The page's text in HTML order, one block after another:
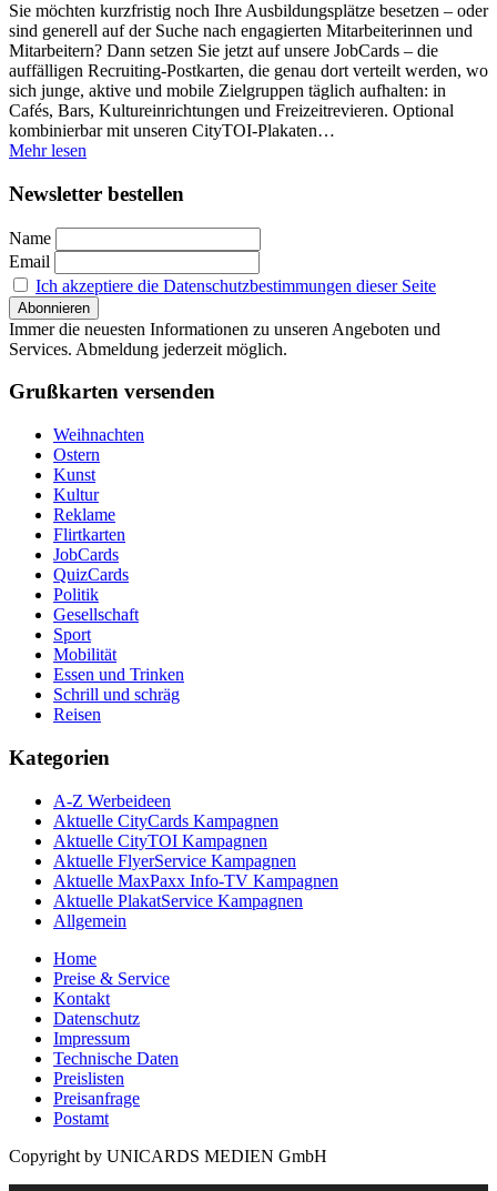
Sie möchten kurzfristig noch Ihre Ausbildungsplätze besetzen – oder
sind generell auf der Suche nach engagierten Mitarbeiterinnen und
Mitarbeitern? Dann setzen Sie jetzt auf unsere JobCards – die
auffälligen Recruiting-Postkarten, die genau dort verteilt werden, wo
sich junge, aktive und mobile Zielgruppen täglich aufhalten: in
Cafés, Bars, Kultureinrichtungen und Freizeitrevieren. Optional
kombinierbar mit unseren CityTOI-Plakaten…
Mehr lesen
Newsletter bestellen
Name
Email
Ich akzeptiere die Datenschutzbestimmungen dieser Seite
Immer die neuesten Informationen zu unseren Angeboten und
Services. Abmeldung jederzeit möglich.
Grußkarten versenden
Weihnachten
Ostern
Kunst
Kultur
Reklame
Flirtkarten
JobCards
QuizCards
Politik
Gesellschaft
Sport
Mobilität
Essen und Trinken
Schrill und schräg
Reisen
Kategorien
A-Z Werbeideen
Aktuelle CityCards Kampagnen
Aktuelle CityTOI Kampagnen
Aktuelle FlyerService Kampagnen
Aktuelle MaxPaxx Info-TV Kampagnen
Aktuelle PlakatService Kampagnen
Allgemein
Home
Preise & Service
Kontakt
Datenschutz
Impressum
Technische Daten
Preislisten
Preisanfrage
Postamt
Copyright by UNICARDS MEDIEN GmbH